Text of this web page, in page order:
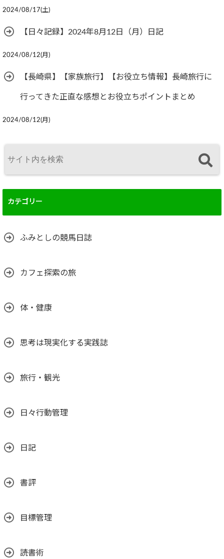
2024/08/17(土)
【日々記録】2024年8月12日（月）日記
2024/08/12(月)
【長崎県】【家族旅行】【お役立ち情報】長崎旅行に
行ってきた正直な感想とお役立ちポイントまとめ
2024/08/12(月)
カテゴリー
ふみとしの競馬日誌
カフェ探索の旅
体・健康
思考は現実化する実践誌
旅行・観光
日々行動管理
日記
書評
目標管理
読書術